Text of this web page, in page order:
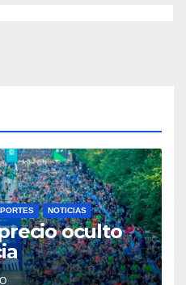
NOTICIAS
oculto